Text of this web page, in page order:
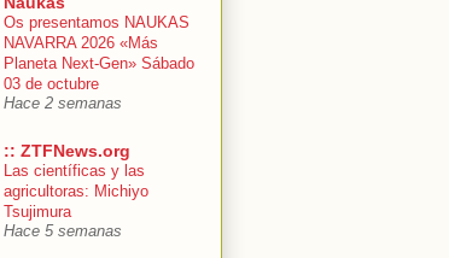
Os presentamos NAUKAS
NAVARRA 2026 «Más
Planeta Next-Gen» Sábado
03 de octubre
Hace 2 semanas
:: ZTFNews.org
Las científicas y las
agricultoras: Michiyo
Tsujimura
Hace 5 semanas